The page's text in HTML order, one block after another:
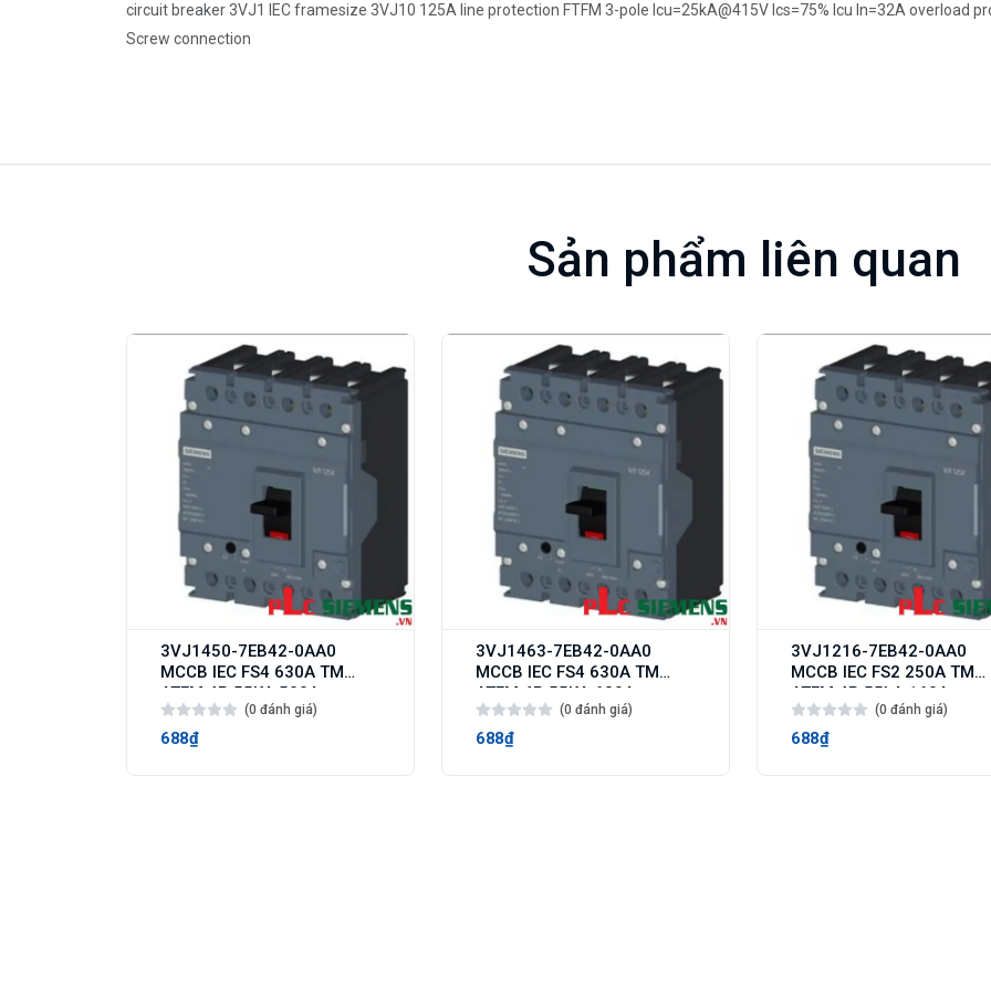
circuit breaker 3VJ1 IEC framesize 3VJ10 125A line protection FTFM 3-pole Icu=25kA@415V Ics=75% Icu In=32A overload
Screw connection
Sản phẩm liên quan
3VJ1450-7EB42-0AA0
MCCB IEC FS4 630A TM
ATFM 4P 55KA 500A
(0 đánh giá)
688₫
3VJ1463-7EB42-0AA0
MCCB IEC FS4 630A TM
ATFM 4P 55KA 630A
(0 đánh giá)
688₫
3VJ1216-7EB42-0AA0
MCCB IEC FS2 250A TM
ATFM 4P 55kA 160A
(0 đánh giá)
688₫